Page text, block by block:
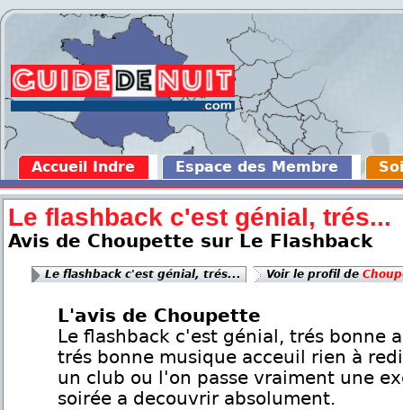
Accueil Indre Espace des Membre
Le flashback c'est génial, trés...
Avis de Choupette sur Le Flashback
Le flashback c'est génial, trés... Voir le profil de
L'avis de Choupette
Le flashback c'est génial, trés bonne
trés bonne musique acceuil rien à
un club ou l'on passe vraiment une
soirée a decouvrir absolument.